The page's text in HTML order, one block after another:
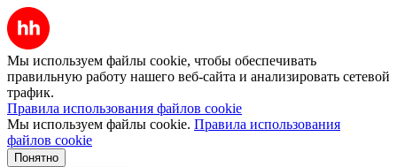
Мы используем файлы cookie, чтобы обеспечивать
правильную работу нашего веб-сайта и анализировать сетевой
трафик.
Правила использования файлов cookie
Мы используем файлы cookie. Правила использования
файлов cookie
Понятно